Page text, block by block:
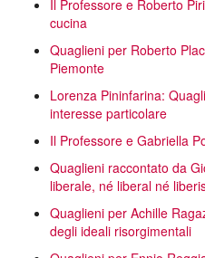
Il Professore e Roberto
cucina
Quaglieni per Roberto
Piemonte
Lorenza Pininfarina:
interesse particolare
Il Professore e Gabriella
Quaglieni raccontato da
liberale, né liberal né
Quaglieni per Achille
degli ideali risorgimentali